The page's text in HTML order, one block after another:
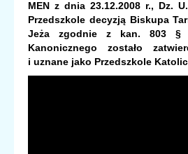
MEN z dnia 23.12.2008 r., Dz.
Przedszkole decyzją Biskupa
Jeża zgodnie z kan. 803 §
Kanonicznego zostało
i uznane jako Przedszkole